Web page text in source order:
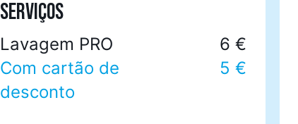
SERVIÇOS
Lavagem PRO
6 €
Com cartão de
desconto
5 €